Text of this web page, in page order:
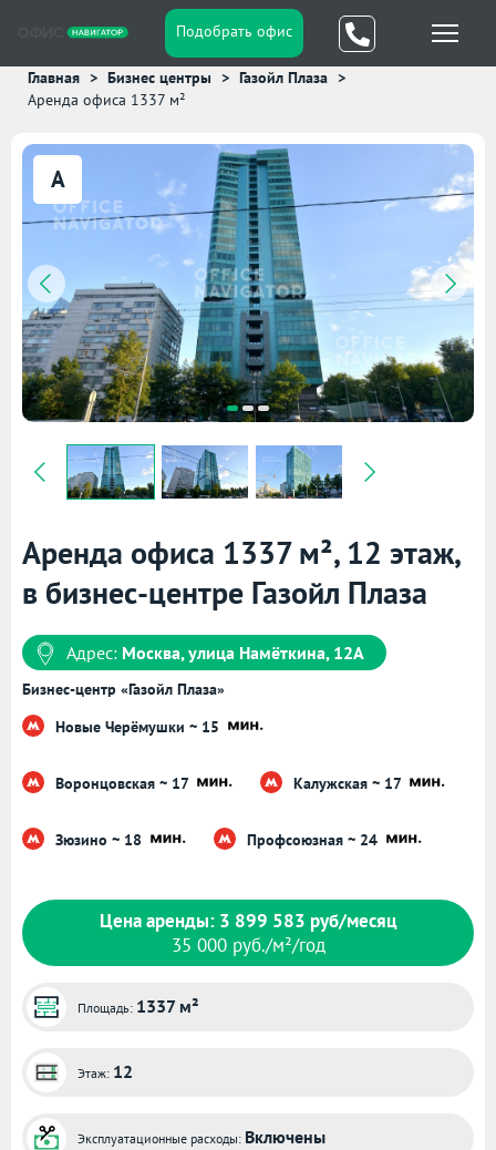
Подобрать офис
Главная Бизнес центры
Газойл Плаза
Аренда офиса 1337 м²
A
Аренда офиса 1337 м², 12 этаж,
в бизнес-центре Газойл Плаза
Адрес: Москва, улица Намёткина, 12А
Бизнес-центр «Газойл Плаза»
Новые Черёмушки ~ 15
Воронцовская ~ 17 Калужская ~ 17
Зюзино ~ 18 Профсоюзная ~ 24
Цена аренды: 3 899 583 руб/месяц
35 000 руб./м²/год
Площадь: 1337 м²
Этаж: 12
Эксплуатационные расходы: Включены